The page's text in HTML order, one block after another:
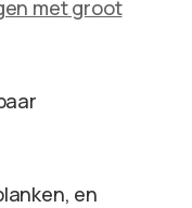
met groot
en